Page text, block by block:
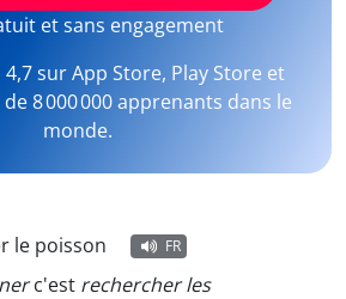
et sans engagement
4,7 sur App Store, Play Store et
8 000 000 apprenants dans le
monde.
le poisson FR
c'est rechercher les